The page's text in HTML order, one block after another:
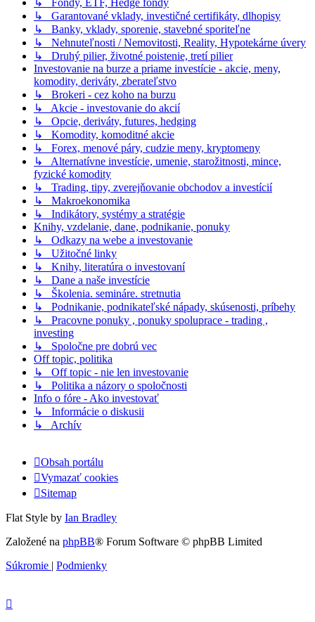
↳ Fondy, ETF, Hedge fondy
↳ Garantované vklady, investičné certifikáty, dlhopisy
↳ Banky, vklady, sporenie, stavebné sporiteľne
↳ Nehnuteľnosti / Nemovitosti, Reality, Hypotekárne úvery
↳ Druhý pilier, životné poistenie, tretí pilier
Investovanie na burze a priame investície - akcie, meny,
komodity, deriváty, zberateľstvo
↳ Brokeri - cez koho na burzu
↳ Akcie - investovanie do akcií
↳ Opcie, deriváty, futures, hedging
↳ Komodity, komoditné akcie
↳ Forex, menové páry, cudzie meny, kryptomeny
↳ Alternatívne investície, umenie, starožitnosti, mince,
fyzické komodity
↳ Trading, tipy, zverejňovanie obchodov a investícií
↳ Makroekonomika
↳ Indikátory, systémy a stratégie
Knihy, vzdelanie, dane, podnikanie, ponuky
↳ Odkazy na webe a investovanie
↳ Užitočné linky
↳ Knihy, literatúra o investovaní
↳ Dane a naše investície
↳ Školenia. semináre. stretnutia
↳ Podnikanie, podnikateľské nápady, skúsenosti, príbehy
↳ Pracovne ponuky , ponuky spoluprace - trading ,
investing
↳ Spoločne pre dobrú vec
Off topic, politika
↳ Off topic - nie len investovanie
↳ Politika a názory o spoločnosti
Info o fóre - Ako investovať
↳ Informácie o diskusii
↳ Archív
Obsah portálu
Vymazať cookies
Sitemap
Flat Style by Ian Bradley
Založené na phpBB® Forum Software © phpBB Limited
Súkromie | Podmienky